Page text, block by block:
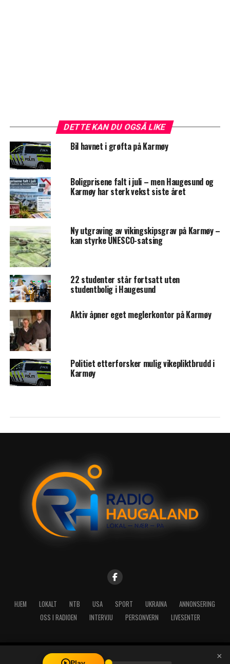
DETTE KAN DU OGSÅ LIKE
Bil havnet i grøfta på Karmøy
Boligprisene falt i juli – men Haugesund og
Karmøy har sterk vekst siste året
Ny utgraving av vikingskipsgrav på Karmøy –
kan styrke UNESCO-satsing
22 studenter står fortsatt uten
studentbolig i Haugesund
Aktiv åpner eget meglerkontor på Karmøy
Politiet etterforsker mulig vikepliktbrudd i
Karmøy
HJEM LOKALT NTB USA SPORT UKRAINA
ANNONSERING
OSS I RADIOEN
INTERVJU PERSONVERN LIVESENTER
Copyright © 2026 A-Media AS | Radio Haugaland - Haraldsgata 114,
×